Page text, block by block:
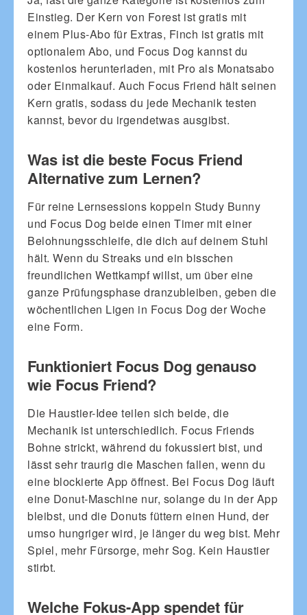
Einstieg. Der Kern von Forest ist gratis mit
einem Plus-Abo für Extras, Finch ist gratis mit
optionalem Abo, und Focus Dog kannst du
kostenlos herunterladen, mit Pro als Monatsabo
oder Einmalkauf. Auch Focus Friend hält seinen
Kern gratis, sodass du jede Mechanik testen
kannst, bevor du irgendetwas ausgibst.
Was ist die beste Focus Friend
Alternative zum Lernen?
Für reine Lernsessions koppeln Study Bunny
und Focus Dog beide einen Timer mit einer
Belohnungsschleife, die dich auf deinem Stuhl
hält. Wenn du Streaks und ein bisschen
freundlichen Wettkampf willst, um über eine
ganze Prüfungsphase dranzubleiben, geben die
wöchentlichen Ligen in Focus Dog der Woche
eine Form.
Funktioniert Focus Dog genauso
wie Focus Friend?
Die Haustier-Idee teilen sich beide, die
Mechanik ist unterschiedlich. Focus Friends
Bohne strickt, während du fokussiert bist, und
lässt sehr traurig die Maschen fallen, wenn du
eine blockierte App öffnest. Bei Focus Dog läuft
eine Donut-Maschine nur, solange du in der App
bleibst, und die Donuts füttern einen Hund, der
umso hungriger wird, je länger du weg bist. Mehr
Spiel, mehr Fürsorge, mehr Sog. Kein Haustier
stirbt.
Welche Fokus-App spendet für